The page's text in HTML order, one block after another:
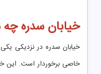
خیابان سدره چه
خیابان سدره در نزدیکی
خاصی برخوردار است. این